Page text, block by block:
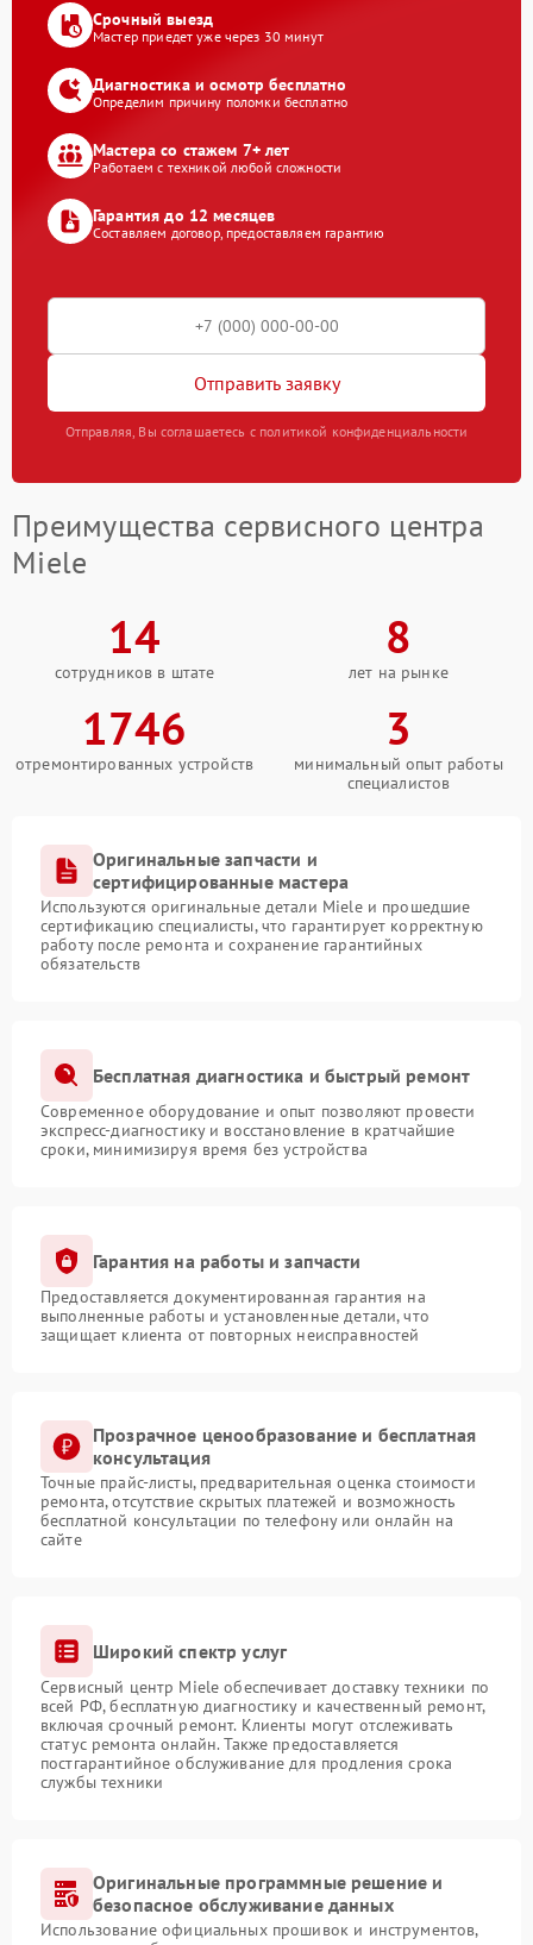
Срочный выезд
Мастер приедет уже через 30 минут
Диагностика и осмотр бесплатно
Определим причину поломки бесплатно
Мастера со стажем 7+ лет
Работаем с техникой любой сложности
Гарантия до 12 месяцев
Составляем договор, предоставляем гарантию
Отправить заявку
Отправляя, Вы соглашаетесь с политикой конфиденциальности
Преимущества сервисного центра
Miele
14
сотрудников в штате
8
лет на рынке
1746
отремонтированных устройств
3
минимальный опыт работы
специалистов
Оригинальные запчасти и
сертифицированные мастера
Используются оригинальные детали Miele и прошедшие
сертификацию специалисты, что гарантирует корректную
работу после ремонта и сохранение гарантийных
обязательств
Бесплатная диагностика и быстрый ремонт
Современное оборудование и опыт позволяют провести
экспресс-диагностику и восстановление в кратчайшие
сроки, минимизируя время без устройства
Гарантия на работы и запчасти
Предоставляется документированная гарантия на
выполненные работы и установленные детали, что
защищает клиента от повторных неисправностей
Прозрачное ценообразование и бесплатная
консультация
Точные прайс-листы, предварительная оценка стоимости
ремонта, отсутствие скрытых платежей и возможность
бесплатной консультации по телефону или онлайн на
сайте
Широкий спектр услуг
Сервисный центр Miele обеспечивает доставку техники по
всей РФ, бесплатную диагностику и качественный ремонт,
включая срочный ремонт. Клиенты могут отслеживать
статус ремонта онлайн. Также предоставляется
постгарантийное обслуживание для продления срока
службы техники
Оригинальные программные решение и
безопасное обслуживание данных
Использование официальных прошивок и инструментов,